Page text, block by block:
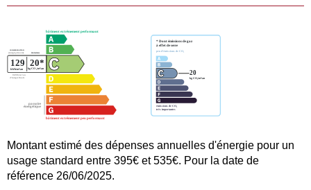
Montant estimé des dépenses annuelles d'énergie pour un
usage standard entre 395€ et 535€. Pour la date de
référence 26/06/2025.